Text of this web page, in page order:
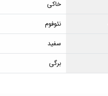
خاکی
نئوفوم
سفید
برگی